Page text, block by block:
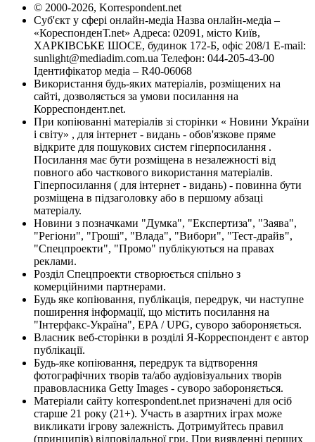
© 2000-2026, Korrespondent.net
Суб'єкт у сфері онлайн-медіа Назва онлайн-медіа –
«КореспонденТ.net» Адреса: 02091, місто Київ,
ХАРКІВСЬКЕ ШОСЕ, будинок 172-Б, офіс 208/1 E-mail:
sunlight@mediadim.com.ua Телефон: 044-205-43-00
Ідентифікатор медіа – R40-06068
Використання будь-яких матеріалів, розміщених на
сайті, дозволяється за умови посилання на
Корреспондент.net.
При копіюванні матеріалів зі сторінки « Новини України
і світу» , для інтернет - видань - обов'язкове пряме
відкрите для пошукових систем гіперпосилання .
Посилання має бути розміщена в незалежності від
повного або часткового використання матеріалів.
Гіперпосилання ( для інтернет - видань) - повинна бути
розміщена в підзаголовку або в першому абзаці
матеріалу.
Новини з позначками "Думка", "Експертиза", "Заява",
"Регіони", "Гроші", "Влада", "Вибори", "Тест-драйв",
"Спецпроекти", "Промо" публікуються на правах
реклами.
Розділ Спецпроекти створюється спільно з
комерційними партнерами.
Будь яке копіювання, публікація, передрук, чи наступне
поширення інформації, що містить посилання на
"Інтерфакс-Україна", EPA / UPG, суворо забороняється.
Власник веб-сторінки в розділі Я-Корреспондент є автор
публікації.
Будь-яке копіювання, передрук та відтворення
фотографічних творів та/або аудіовізуальних творів
правовласника Getty Images - суворо забороняється.
Матеріали сайту korrespondent.net призначені для осіб
старше 21 року (21+). Участь в азартних іграх може
викликати ігрову залежність. Дотримуйтесь правил
(принципів) відповідальної гри. При виявленні перших